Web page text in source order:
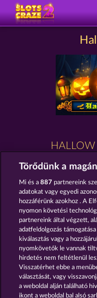
HALLOW
SNEGUROCHKA
Adatkezelési
Törődünk a
Mi és a887 partnereink
adatokat vagy egyedi
hozzáférünk azokhoz . A
nyomon követési
partnereink által végzett,
adatfeldolgozás
kiválasztás vagy a
nyomkövetők le vannak
hirdetés nem feltétlenül
Visszatérhet ebbe a
választását, vagy
a weboldal alján található
ikont a weboldal bal alsó